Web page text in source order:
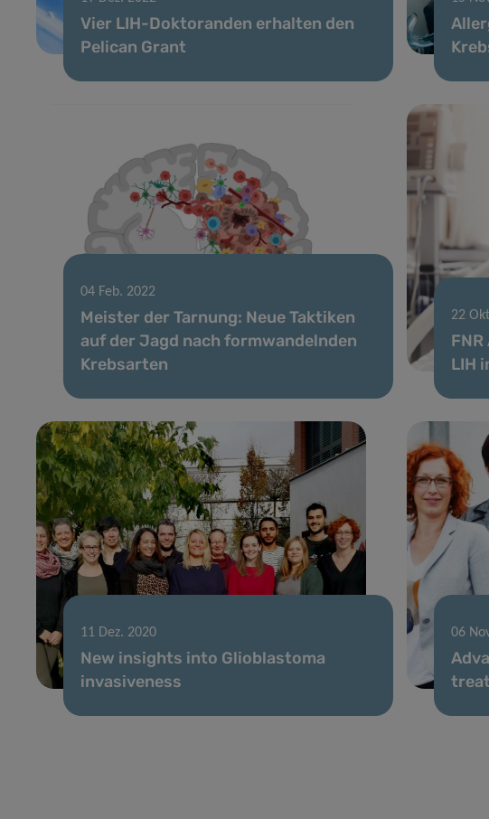
Vier LIH-Doktoranden erhalten den
Pelican Grant
04 Feb. 2022
Meister der Tarnung: Neue Taktiken
auf der Jagd nach formwandelnden
Krebsarten
22
LIH
11 Dez. 2020
New insights into Glioblastoma
invasiveness
06